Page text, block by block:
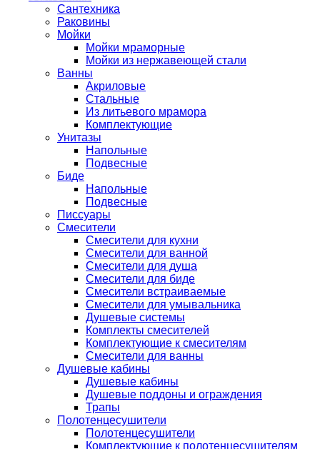
Сантехника
Раковины
Мойки
Мойки мраморные
Мойки из нержавеющей стали
Ванны
Акриловые
Стальные
Из литьевого мрамора
Комплектующие
Унитазы
Напольные
Подвесные
Биде
Напольные
Подвесные
Писсуары
Смесители
Смесители для кухни
Смесители для ванной
Смесители для душа
Смесители для биде
Смесители встраиваемые
Смесители для умывальника
Душевые системы
Комплекты смесителей
Комплектующие к смесителям
Смесители для ванны
Душевые кабины
Душевые кабины
Душевые поддоны и ограждения
Трапы
Полотенцесушители
Полотенцесушители
Комплектующие к полотенцесушителям